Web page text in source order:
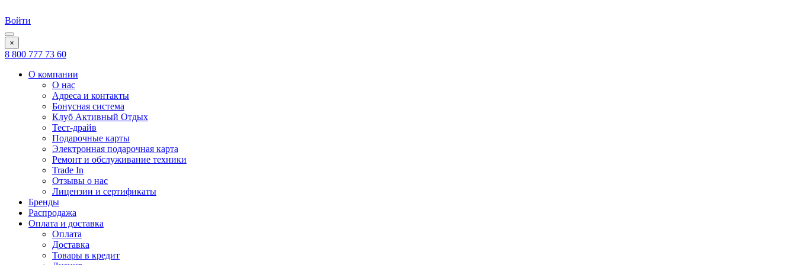
Войти
×
8 800 777 73 60
О компании
О нас
Адреса и контакты
Бонусная система
Клуб Активный Отдых
Тест-драйв
Подарочные карты
Электронная подарочная карта
Ремонт и обслуживание техники
Trade In
Отзывы о нас
Лицензии и сертификаты
Бренды
Распродажа
Оплата и доставка
Оплата
Доставка
Товары в кредит